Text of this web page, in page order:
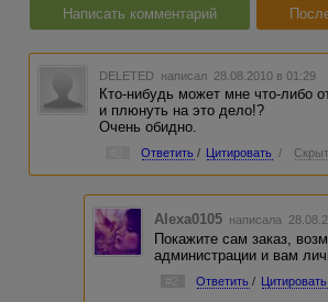
Написать комментарий
DELETED написал 28.08.2010 в 01:29
Кто-нибудь может мне что-либо
и плюнуть на это дело!?
Очень обидно.
Ответить / Цитировать /
Alexa0105 написала
Покажите сам заказ,
администрации и вам
Ответить / Цитировать